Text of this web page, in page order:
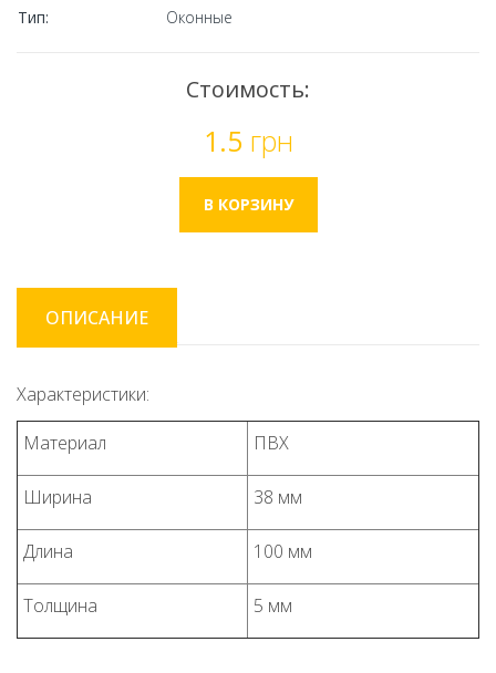
Тип: Оконные
Стоимость:
1.5 грн
ОПИСАНИЕ
Характеристики:
Материал
ПВХ
Ширина 38 мм
Длина 100 мм
Толщина 5 мм